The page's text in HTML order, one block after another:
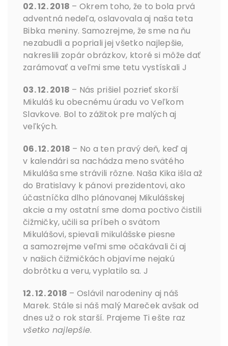
02. 12. 2018 – Okrem toho, že to bola prvá
adventná nedeľa, oslavovala aj naša teta
Bibka meniny. Samozrejme, že sme na ňu
nezabudli a popriali jej všetko najlepšie,
nakreslili zopár obrázkov, ktoré si môže dať
zarámovať a veľmi sme tetu vystískali J
03. 12. 2018 – Nás prišiel pozrieť skorší
Mikuláš ku obecnému úradu vo Veľkom
Slavkove. Bol to zážitok pre malých aj
veľkých.
06. 12. 2018 – No a ten pravý deň, keď aj
v kalendári sa nachádza meno svätého
Mikuláša sme strávili rôzne. Naša Kika išla až
do Bratislavy k pánovi prezidentovi, ako
účastníčka dlho plánovanej Mikulášskej
akcie a my ostatní sme doma poctivo čistili
čižmičky, učili sa príbeh o svätom
Mikulášovi, spievali mikulášske piesne
a samozrejme veľmi sme očakávali či aj
v našich čižmičkách objavíme nejakú
dobrôtku a veru, vyplatilo sa. J
12. 12. 2018 – Oslávil narodeniny aj náš
Marek. Stále si náš malý Mareček avšak od
dnes už o rok starší. Prajeme Ti ešte raz
všetko najlepšie.